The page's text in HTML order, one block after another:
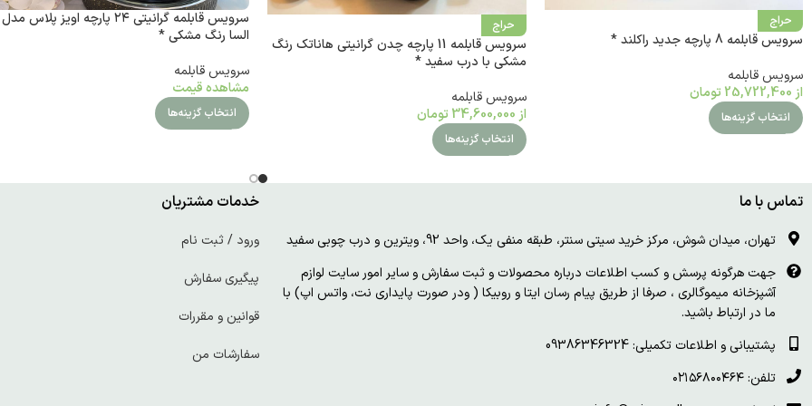
حراج
سرویس قابلمه 8 پارچه جدید راکلند *
سرویس قابلمه
از 25,722,400 تومان
انتخاب گزینه‌ها
حراج
سرویس قابلمه 11 پارچه چدن گرانیتی هاناتک رنگ
مشکی با درب سفید *
سرویس قابلمه
از 34,600,000 تومان
انتخاب گزینه‌ها
سرویس قابلمه گرانیتی ۲۴ پارچه اویز پلاس مدل
السا رنگ مشکی *
سرویس قابلمه
مشاهده قیمت
انتخاب گزینه‌ها
تماس با ما
تهران، میدان شوش، مرکز خرید سیتی سنتر، طبقه منفی یک، واحد 92، ویترین و درب چوبی سفید
جهت هرگونه پرسش و کسب اطلاعات درباره محصولات و ثبت سفارش و سایر امور سایت لوازم
آشپزخانه میموگالری ، صرفا از طریق پیام رسان ایتا و روبیکا ( ودر صورت پایداری نت، واتس اپ) با
ما در ارتباط باشید.
پشتیبانی و اطلاعات تکمیلی: 09386346324
تلفن: ۰۲۱۵۶۸۰۰۴۶۴
خدمات مشتریان
ورود / ثبت نام
پیگیری سفارش
قوانین و مقررات
سفارشات من